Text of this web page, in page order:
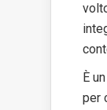
È
per